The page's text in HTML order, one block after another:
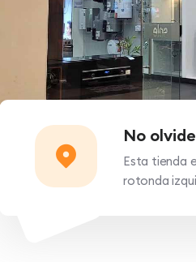
No
Esta tienda
rotonda